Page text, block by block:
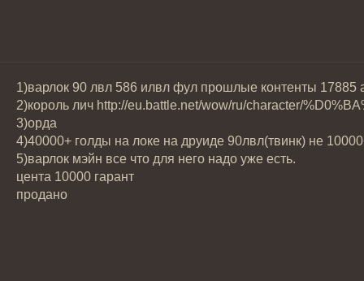
1)варлок 90 лвл 586 илвл фул прошлые контенты 17885
2)король лич http://eu.battle.net/wow/ru/character/
3)орда
4)40000+ голды на локе на друиде 90лвл(твинк) не
5)варлок мэйн все что для него надо уже есть.
цента 10000 гарант
продано